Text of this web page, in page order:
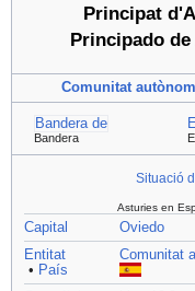
Principat
Principado
Comunitat
Bandera de
Bandera
Situació
Asturies en
Capital
Oviedo
Entitat
• País
Comunitat